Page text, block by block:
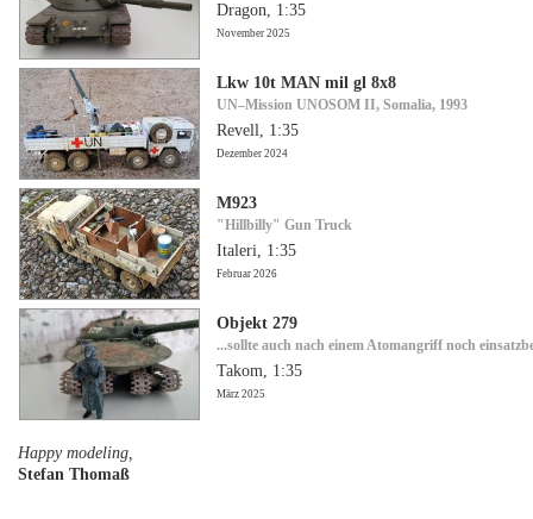
Dragon, 1:35
November 2025
Lkw 10t MAN mil gl 8x8
UN–Mission UNOSOM II, Somalia, 1993
Revell, 1:35
Dezember 2024
M923
"Hillbilly" Gun Truck
Italeri, 1:35
Februar 2026
Objekt 279
...sollte auch nach einem Atomangriff noch
Takom, 1:35
März 2025
Happy modeling,
Stefan Thomaß